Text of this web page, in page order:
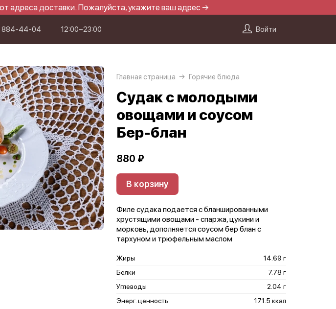
адреса доставки. Пожалуйста, укажите ваш адрес →
884-44-04 12:00−23:00 Войти
Главная страница Горячие блюда
Судак с молодыми
овощами и соусом
Бер-блан
880 ₽
В корзину
Филе судака подается с бланшированными
хрустящими овощами - спаржа, цукини и
морковь, дополняется соусом бер блан с
тархуном и трюфельным маслом
Жиры
14.69 г
Белки
7.78 г
Углеводы
2.04 г
Энерг. ценность
171.5 ккал